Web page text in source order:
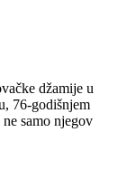
džamije u
76-godišnjem
samo njegov